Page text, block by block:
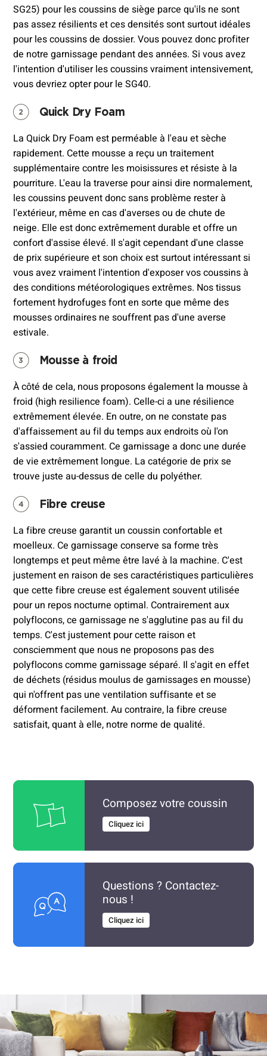
SG25) pour les coussins de siège parce qu'ils ne sont
pas assez résilients et ces densités sont surtout idéales
pour les coussins de dossier. Vous pouvez donc profiter
de notre garnissage pendant des années. Si vous avez
l'intention d'utiliser les coussins vraiment intensivement,
vous devriez opter pour le SG40.
Quick Dry Foam
La Quick Dry Foam est perméable à l'eau et sèche
rapidement. Cette mousse a reçu un traitement
supplémentaire contre les moisissures et résiste à la
pourriture. L'eau la traverse pour ainsi dire normalement,
les coussins peuvent donc sans problème rester à
l'extérieur, même en cas d'averses ou de chute de
neige. Elle est donc extrêmement durable et offre un
confort d'assise élevé. Il s'agit cependant d'une classe
de prix supérieure et son choix est surtout intéressant si
vous avez vraiment l'intention d'exposer vos coussins à
des conditions météorologiques extrêmes. Nos tissus
fortement hydrofuges font en sorte que même des
mousses ordinaires ne souffrent pas d'une averse
estivale.
Mousse à froid
À côté de cela, nous proposons également la mousse à
froid (high resilience foam). Celle-ci a une résilience
extrêmement élevée. En outre, on ne constate pas
d'affaissement au fil du temps aux endroits où l'on
s'assied couramment. Ce garnissage a donc une durée
de vie extrêmement longue. La catégorie de prix se
trouve juste au-dessus de celle du polyéther.
Fibre creuse
La fibre creuse garantit un coussin confortable et
moelleux. Ce garnissage conserve sa forme très
longtemps et peut même être lavé à la machine. C'est
justement en raison de ses caractéristiques particulières
que cette fibre creuse est également souvent utilisée
pour un repos nocturne optimal. Contrairement aux
polyflocons, ce garnissage ne s'agglutine pas au fil du
temps. C'est justement pour cette raison et
consciemment que nous ne proposons pas des
polyflocons comme garnissage séparé. Il s'agit en effet
de déchets (résidus moulus de garnissages en mousse)
qui n'offrent pas une ventilation suffisante et se
déforment facilement. Au contraire, la fibre creuse
satisfait, quant à elle, notre norme de qualité.
Composez votre coussin
Cliquez ici
Questions ? Contactez-
nous !
Cliquez ici